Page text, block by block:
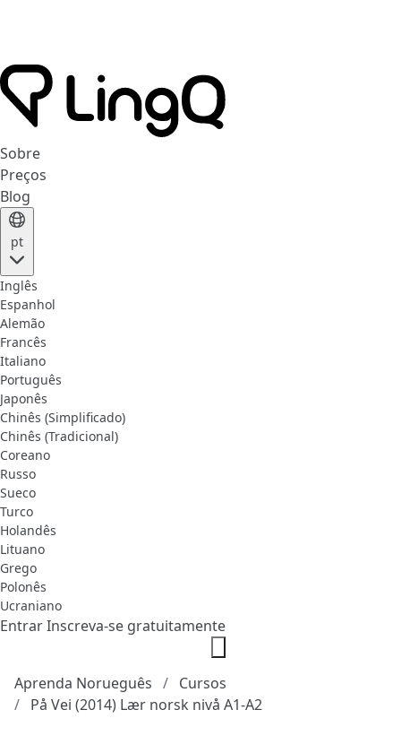
Sobre
Preços
Blog
pt
Inglês
Espanhol
Alemão
Francês
Italiano
Português
Japonês
Chinês (Simplificado)
Chinês (Tradicional)
Coreano
Russo
Sueco
Turco
Holandês
Lituano
Grego
Polonês
Ucraniano
EntrarInscreva-se gratuitamente
Aprenda Norueguês
Cursos
På Vei (2014) Lær norsk nivå A1-A2